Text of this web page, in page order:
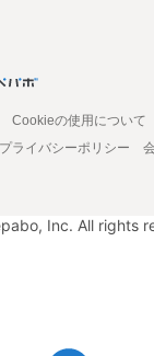
Cookieの使用について
プライバシーポリシー
Inc. All rights